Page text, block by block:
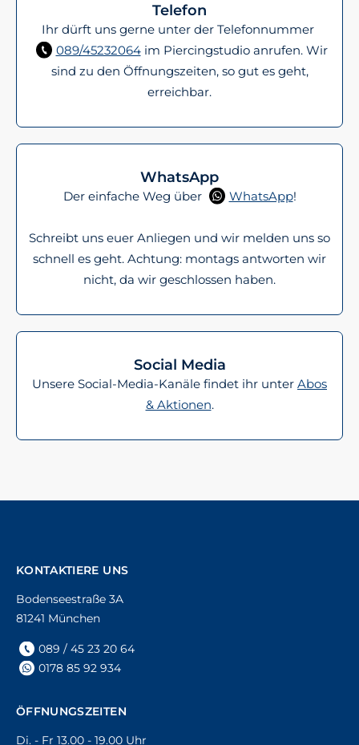
Telefon
Ihr dürft uns gerne unter der Telefonnummer
089/45232064im Piercingstudio anrufen. Wir
sind zu den Öffnungszeiten, so gut es geht,
erreichbar.
WhatsApp
Der einfache Weg über WhatsApp!
Schreibt uns euer Anliegen und wir melden uns so
schnell es geht. Achtung: montags antworten wir
nicht, da wir geschlossen haben.
Social Media
Unsere Social-Media-Kanäle findet ihr unter Abos
& Aktionen.
KONTAKTIERE UNS
Bodenseestraße 3A
81241 München
089 / 45 23 20 64
0178 85 92 934
ÖFFNUNGSZEITEN
Di. - Fr 13.00 - 19.00 Uhr